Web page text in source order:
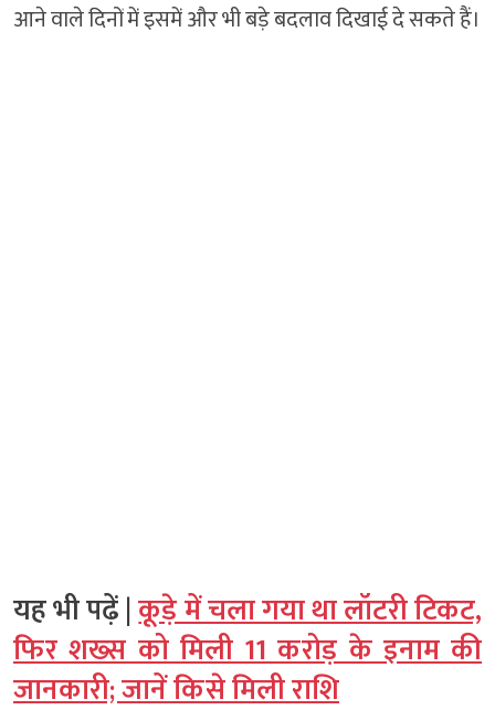
आने वाले दिनों में इसमें और भी बड़े बदलाव दिखाई दे सकते हैं।
यह भी पढ़ें |कूड़े में चला गया था लॉटरी टिकट,
फिर शख्स को मिली 11 करोड़ के इनाम की
जानकारी; जानें किसे मिली राशि